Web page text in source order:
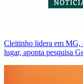
Cleitinho lidera em MG,
lugar, aponta pesquisa